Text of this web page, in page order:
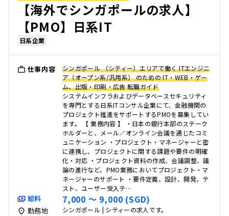
【海外でシンガポールの求人】
【PMO】日系IT
日系企業
仕事内容
シンガポール （シティー）エリアで働く ITエンジニ
ア（オープン系/汎用系） のための IT・WEB・ゲー
ム、出版・印刷・広告 転職ガイド
システムインフラおよびデータベースセキュリティ
を専門とする日系ITコンサル企業にて、金融機関の
プロジェクト推進をサポートするPMOを募集してい
ます。 【 業務内容 】 ・日本の銀行本部のステーク
ホルダーと、メール／オンライン会議を通じたコミ
ュニケーション ・プロジェクト・マネージャーと密
に連携し、プロジェクトに関する課題や要件の明確
化・対応 ・プロジェクト資料の作成、会議調整、議
論の進行など、PMO業務においてプロジェクト・マ
ネージャーのサポート ・要件定義、設計、開発、テ
スト、ユーザー受入テ…
給料 7,000 〜 9,000 (SGD)
勤務地 シンガポール | シティーの求人です。